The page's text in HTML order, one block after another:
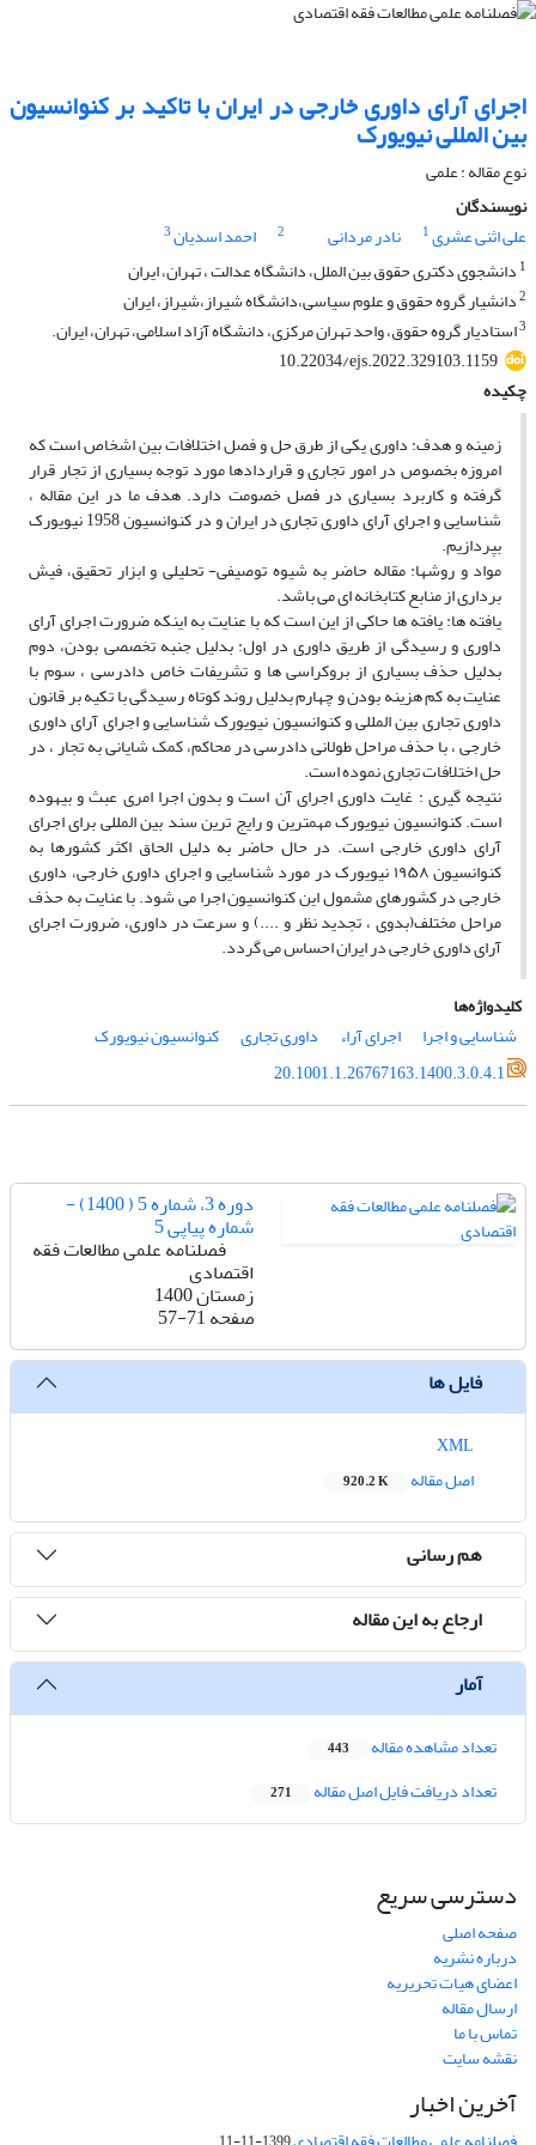
اجرای آرای داوری خارجی در ایران با تاکید بر کنوانسیون
بین المللی نیویورک
نوع مقاله : علمی
نویسندگان
علی اثنی عشری1 نادر مردانی 2 احمد اسدیان3
1 دانشجوی دکتری حقوق بین الملل، دانشگاه عدالت ، تهران، ایران
2دانشیار گروه حقوق و علوم سیاسی،دانشگاه شیراز،شیراز، ایران
3استادیار گروه حقوق، واحد تهران مرکزی، دانشگاه آزاد اسلامی، تهران، ایران.
10.22034/ejs.2022.329103.1159
چکیده
زمینه و هدف: داوری یکی از طرق حل و فصل اختلافات بین اشخاص است که
امروزه بخصوص در امور تجاری و قراردادها مورد توجه بسیاری از تجار قرار
گرفته و کاربرد بسیاری در فصل خصومت دارد. هدف ما در این مقاله ،
شناسایی و اجرای آرای داوری تجاری در ایران و در کنوانسیون 1958 نیویورک
بپردازیم.
مواد و روشها: مقاله حاضر به شیوه توصیفی- تحلیلی و ابزار تحقیق، فیش
برداری از منابع کتابخانه ای می باشد.
یافته ها: یافته ها حاکی از این است که با عنایت به اینکه ضرورت اجرای آرای
داوری و رسیدگی از طریق داوری در اول: بدلیل جنبه تخصصی بودن، دوم
بدلیل حذف بسیاری از بروکراسی ها و تشریفات خاص دادرسی ، سوم با
عنایت به کم هزینه بودن و چهارم بدلیل روند کوتاه رسیدگی با تکیه بر قانون
داوری تجاری بین المللی و کنوانسیون نیویورک شناسایی و اجرای آرای داوری
خارجی ، با حذف مراحل طولانی دادرسی در محاکم، کمک شایانی به تجار ، در
حل اختلافات تجاری نموده است.
نتیجه گیری : غایت داوری اجرای آن است و بدون اجرا امری عبث و بیهوده
است. کنوانسیون نیویورک مهمترین و رایج ترین سند بین المللی برای اجرای
آرای داوری خارجی است. در حال حاضر به دلیل الحاق اکثر کشورها به
کنوانسیون ۱۹۵۸ نیویورک در مورد شناسایی و اجرای داوری خارجی، داوری
خارجی در کشورهای مشمول این کنوانسیون اجرا می شود. با عنایت به حذف
مراحل مختلف(بدوی ، تجدید نظر و ....) و سرعت در داوری، ضرورت اجرای
آرای داوری خارجی در ایران احساس می گردد.
کلیدواژه‌ها
شناسایی و اجرا
اجرای آراء داوری تجاری
کنوانسیون نیویورک
20.1001.1.26767163.1400.3.0.4.1
دوره 3، شماره 5 ( 1400) -
شماره پیاپی 5
فصلنامه علمی مطالعات فقه
اقتصادی
زمستان 1400
صفحه57-71
فایل ها
اصل مقاله
920.2 K
هم رسانی
ارجاع به این مقاله
آمار
تعداد مشاهده مقاله 443
تعداد دریافت فایل اصل مقاله 271
دسترسی سریع
صفحه اصلی
درباره نشریه
اعضای هیات تحریریه
ارسال مقاله
تماس با ما
نقشه سایت
آخرین اخبار